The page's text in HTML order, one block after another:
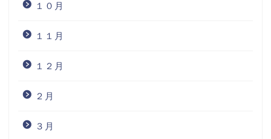
１０月
１１月
１２月
２月
３月